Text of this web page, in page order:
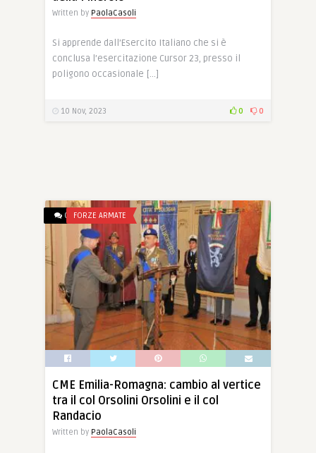
Written by PaolaCasoli
Si apprende dall’Esercito Italiano che si è
conclusa l’esercitazione Cursor 23, presso il
poligono occasionale […]
10 Nov, 2023 0 0
0 FORZE ARMATE
CME Emilia-Romagna: cambio al vertice
tra il col Orsolini Orsolini e il col
Randacio
Written by PaolaCasoli